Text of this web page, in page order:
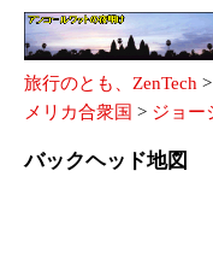
旅行のとも、ZenTech >
メリカ合衆国 > ジョー
バックヘッド地図